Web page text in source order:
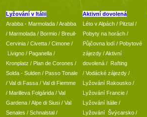
Lyžování v Itálii
Arabba - Marmolada /Arabba
/ Marmolada / Bormio / Breuil-
Cervinia / Civetta / Cimone /
Livigno / Paganella /
Kronplatz / Plan de Corones /
Solda - Sulden / Passo Tonale
/ Val di Fassa / Val di Fiemme
/ Marilleva Folgárida / Val
Gardena /Alpe di Siusi / Val
Senales / Schnalstal /
Aktivní dovolená
Léto v Alpách / Pitztal /
Pobyty na horách /
Půjčovna lodí / Pobytové
zájezdy /Aktivní
dovolená / Rafting
/ Vodácké zájezdy /
Lyžování Rakousko /
Lyžování Francie /
Lyžování Itálie /
Lyžování Švýcarsko /